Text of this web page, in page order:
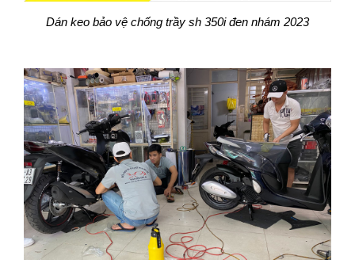
Dán keo bảo vệ chống trầy sh 350i đen nhám 2023